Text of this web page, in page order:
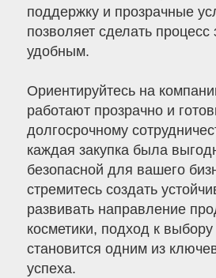
поддержку и прозрачные
позволяет сделать процесс
удобным.
Ориентируйтесь на
работают прозрачно и
долгосрочному
каждая закупка была
безопасной для вашего
стремитесь создать
развивать направление
косметики, подход к
становится одним из
успеха.